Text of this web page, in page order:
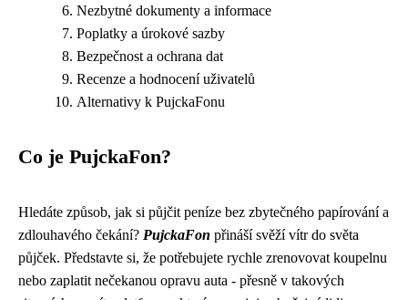
Nezbytné dokumenty a informace
Poplatky a úrokové sazby
Bezpečnost a ochrana dat
Recenze a hodnocení uživatelů
Alternativy k PujckaFonu
Co je PujckaFon?
Hledáte způsob, jak si půjčit peníze bez zbytečného papírování a
zdlouhavého čekání? PujckaFon přináší svěží vítr do světa
půjček. Představte si, že potřebujete rychle zrenovovat koupelnu
nebo zaplatit nečekanou opravu auta - přesně v takových